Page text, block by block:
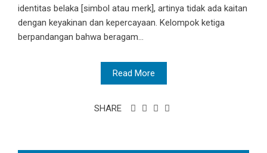
identitas belaka [simbol atau merk], artinya tidak ada kaitan
dengan keyakinan dan kepercayaan. Kelompok ketiga
berpandangan bahwa beragam...
Read More
SHARE